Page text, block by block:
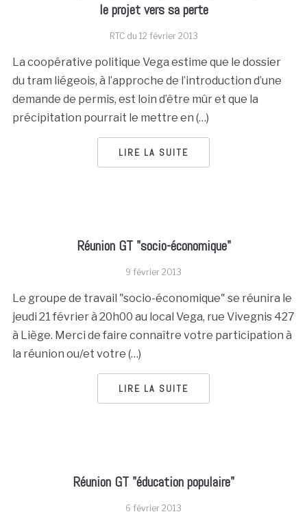
le projet vers sa perte
RTC du 12 février 2013
La coopérative politique Vega estime que le dossier
du tram liégeois, à l’approche de l’introduction d’une
demande de permis, est loin d’être mûr et que la
précipitation pourrait le mettre en (…)
LIRE LA SUITE
Réunion GT "socio-économique"
9 février 2013
Le groupe de travail "socio-économique" se réunira le
jeudi 21 février à 20h00 au local Vega, rue Vivegnis 427
à Liège. Merci de faire connaître votre participation à
la réunion ou/et votre (…)
LIRE LA SUITE
Réunion GT "éducation populaire"
6 février 2013